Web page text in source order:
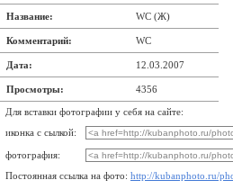
Название: WC (Ж)
Комментарий: WC
Дата: 12.03.2007
Просмотры: 4356
Для вставки фотографии у себя на сайте:
иконка с сылкой:
фотография:
Постоянная ссылка на фото: http://kubanphoto.ru/